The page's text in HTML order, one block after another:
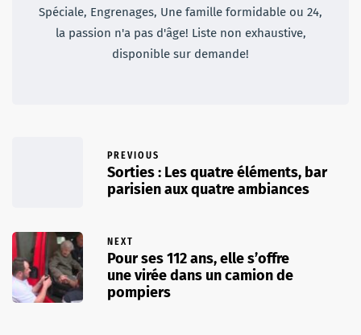
Spéciale, Engrenages, Une famille formidable ou 24,
la passion n'a pas d'âge! Liste non exhaustive,
disponible sur demande!
PREVIOUS
Sorties : Les quatre éléments, bar
parisien aux quatre ambiances
NEXT
Pour ses 112 ans, elle s’offre
une virée dans un camion de
pompiers